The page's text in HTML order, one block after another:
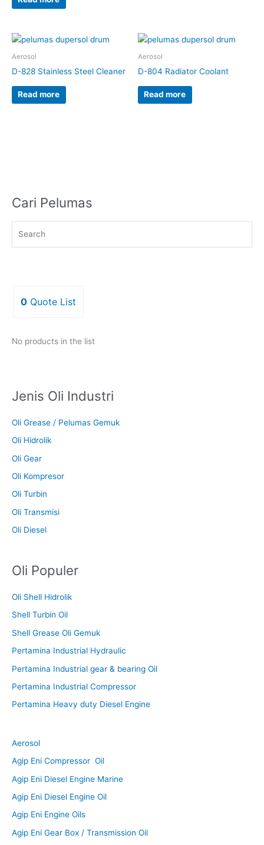
Aerosol
D-828 Stainless Steel Cleaner
Read more
Aerosol
D-804 Radiator Coolant
Read more
Cari Pelumas
0 Quote List
No products in the list
Jenis Oli Industri
Oli Grease / Pelumas Gemuk
Oli Hidrolik
Oli Gear
Oli Kompresor
Oli Turbin
Oli Transmisi
Oli Diesel
Oli Populer
Oli Shell Hidrolik
Shell Turbin Oil
Shell Grease Oli Gemuk
Pertamina Industrial Hydraulic
Pertamina Industrial gear & bearing Oil
Pertamina Industrial Compressor
Pertamina Heavy duty Diesel Engine
Aerosol
Agip Eni Compressor Oil
Agip Eni Diesel Engine Marine
Agip Eni Diesel Engine Oil
Agip Eni Engine Oils
Agip Eni Gear Box / Transmission Oil